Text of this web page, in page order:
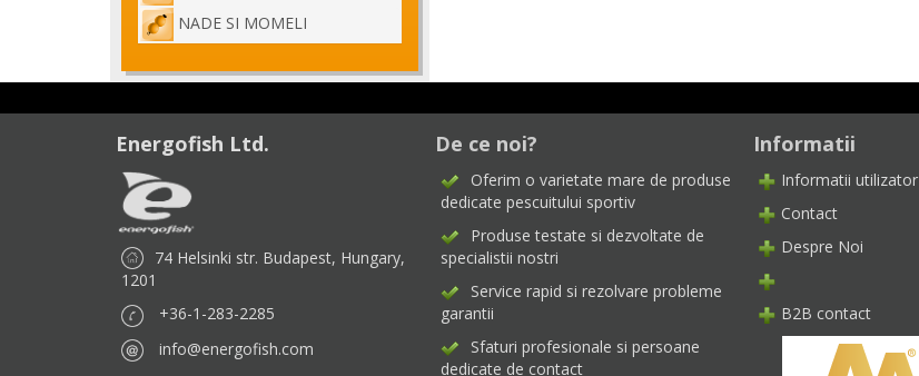
NADE SI MOMELI
Energofish Ltd.
74 Helsinki str. Budapest, Hungary,
1201
+36-1-283-2285
info@energofish.com
De ce noi?
Oferim o varietate mare de produse
dedicate pescuitului sportiv
Produse testate si dezvoltate de
specialistii nostri
Service rapid si rezolvare probleme
garantii
Sfaturi profesionale si persoane
dedicate de contact
Informatii
Informatii utilizator
Contact
Despre Noi
B2B contact